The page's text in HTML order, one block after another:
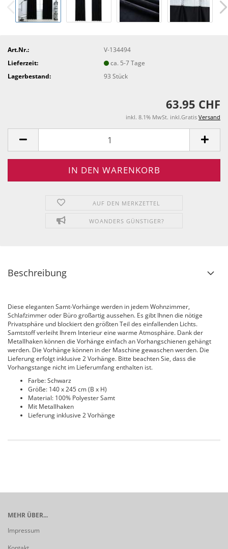
Art.Nr.:
V-134494
Lieferzeit:
ca. 5-7 Tage
Lagerbestand:
93Stück
63.95 CHF
inkl. 8.1% MwSt. inkl.Gratis Versand
AUF DEN MERKZETTEL
WOANDERS GÜNSTIGER?
Beschreibung
Diese eleganten Samt-Vorhänge werden in jedem Wohnzimmer,
Schlafzimmer oder Büro großartig aussehen. Es gibt Ihnen die nötige
Privatsphäre und blockiert den größten Teil des einfallenden Lichts.
Samtstoff verleiht Ihrem Interieur eine warme Atmosphäre. Dank der
Metallhaken können die Vorhänge einfach an Vorhangschienen gehängt
werden. Die Vorhänge können in der Maschine gewaschen werden. Die
Lieferung erfolgt inklusive 2 Vorhänge. Bitte beachten Sie, dass die
Vorhangstange nicht im Lieferumfang enthalten ist.
Farbe: Schwarz
Größe: 140 x 245 cm (B x H)
Material: 100% Polyester Samt
Mit Metallhaken
Lieferung inklusive 2 Vorhänge
MEHR ÜBER...
Impressum